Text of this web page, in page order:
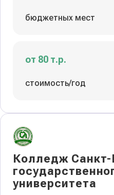
бюджетных мест
от 80 т.р.
стоимость/год
Колледж Санкт-
университета